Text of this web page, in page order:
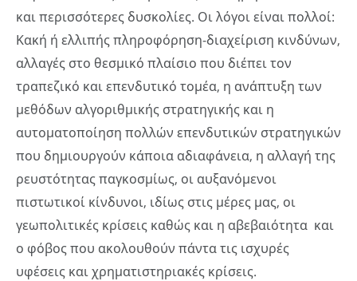
και περισσότερες δυσκολίες. Οι λόγοι είναι πολλοί:
Κακή ή ελλιπής πληροφόρηση-διαχείριση κινδύνων,
αλλαγές στο θεσμικό πλαίσιο που διέπει τον
τραπεζικό και επενδυτικό τομέα, η ανάπτυξη των
μεθόδων αλγοριθμικής στρατηγικής και η
αυτοματοποίηση πολλών επενδυτικών στρατηγικών
που δημιουργούν κάποια αδιαφάνεια, η αλλαγή της
ρευστότητας παγκοσμίως, οι αυξανόμενοι
πιστωτικοί κίνδυνοι, ιδίως στις μέρες μας, οι
γεωπολιτικές κρίσεις καθώς και η αβεβαιότητα και
ο φόβος που ακολουθούν πάντα τις ισχυρές
υφέσεις και χρηματιστηριακές κρίσεις.